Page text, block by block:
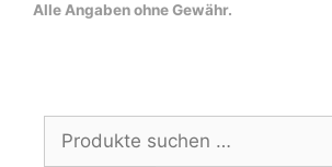
Alle Angaben ohne Gewähr.
nach: